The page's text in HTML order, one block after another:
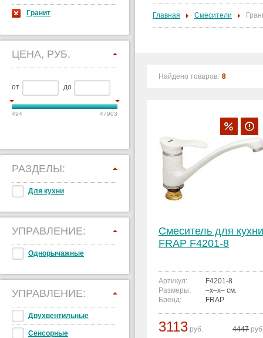
Гранит
ЦЕНА, РУБ.
от до
494 47903
РАЗДЕЛЫ:
Для кухни
УПРАВЛЕНИЕ:
Однорычажные
УПРАВЛЕНИЕ:
Двухвентильные
Сенсорные
Главная Смесители
Найдено товаров: 8
Смеситель для кухни
FRAP F4201-8
Артикул:
F4201-8
Размеры:
–x–x– см.
Бренд:
FRAP
3113 руб. 4447